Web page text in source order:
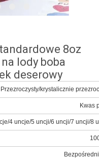
8oz
lody boba
deserowy
Przezroczysty/krystalicznie
Kwas
4 uncje/5 uncji/6 uncji/7 uncji/8